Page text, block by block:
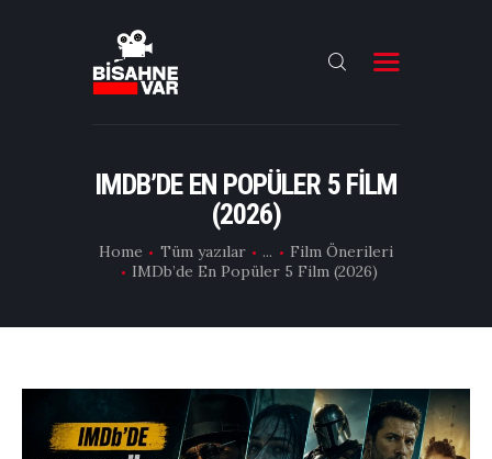
IMDB’DE EN POPÜLER 5 FILM
(2026)
Home Tüm yazılar ...
Film Önerileri
IMDb’de En Popüler 5 Film (2026)
FILMLER
OYUNCULAR